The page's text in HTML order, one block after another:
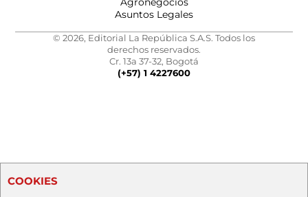
Asuntos Legales
© 2026, Editorial La República S.A.S. Todos los
derechos reservados.
Cr. 13a 37-32, Bogotá
(+57) 1 4227600
COOKIES